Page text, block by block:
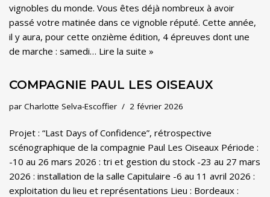
vignobles du monde. Vous êtes déjà nombreux à avoir
passé votre matinée dans ce vignoble réputé. Cette année,
il y aura, pour cette onzième édition, 4 épreuves dont une
de marche : samedi… Lire la suite »
COMPAGNIE PAUL LES OISEAUX
par Charlotte Selva-Escoffier 2 février 2026
Projet : “Last Days of Confidence”, rétrospective
scénographique de la compagnie Paul Les Oiseaux Période :
-10 au 26 mars 2026 : tri et gestion du stock -23 au 27 mars
2026 : installation de la salle Capitulaire -6 au 11 avril 2026 :
exploitation du lieu et représentations Lieu : Bordeaux :